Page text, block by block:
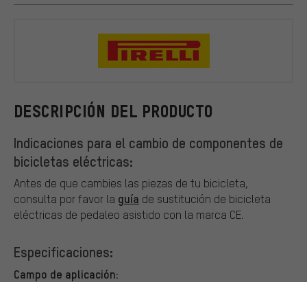
DESCRIPCIÓN DEL PRODUCTO
Indicaciones para el cambio de componentes de
bicicletas eléctricas:
Antes de que cambies las piezas de tu bicicleta,
consulta por favor la guía de sustitución de bicicleta
eléctricas de pedaleo asistido con la marca CE.
Especificaciones:
Campo de aplicación: